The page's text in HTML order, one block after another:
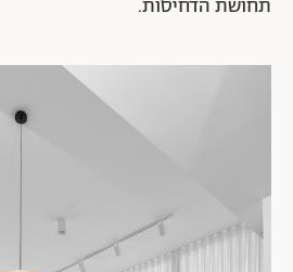
תחושת הדחיסות.